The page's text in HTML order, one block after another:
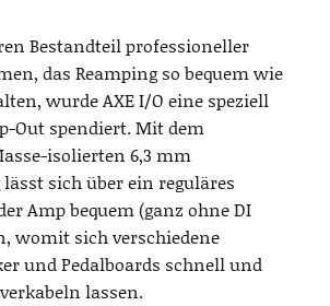
Bestandteil professioneller
das Reamping so bequem wie
wurde AXE I/O eine speziell
Out spendiert. Mit dem
isolierten 6,3 mm
sich über ein reguläres
Amp bequem (ganz ohne DI
womit sich verschiedene
und Pedalboards schnell und
lassen.